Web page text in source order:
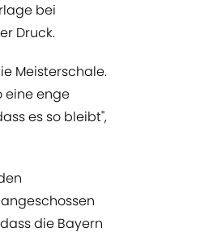
bei
Druck.
Meisterschale.
eine enge
es so bleibt",
die Bayern